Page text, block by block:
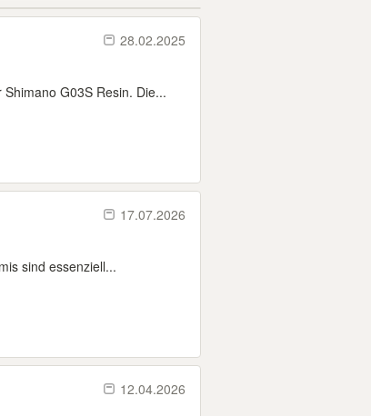
28.02.2025
G03S Resin. Die...
17.07.2026
sind essenziell...
12.04.2026